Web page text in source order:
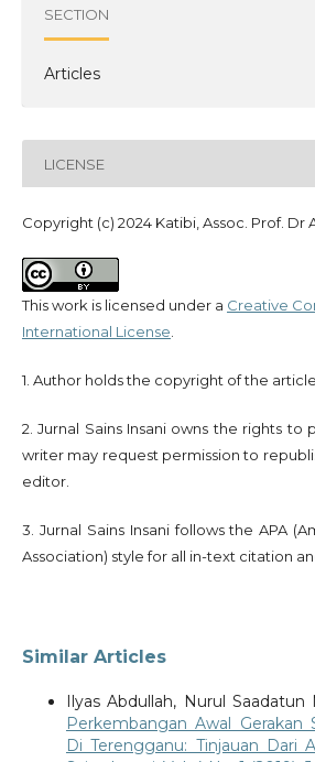
SECTION
Articles
LICENSE
Copyright (c) 2024 Katibi, Assoc. Prof. Dr
This work is licensed under a Creative
International License.
1. Author holds the copyright of the
2. Jurnal Sains Insani owns the rights to
writer may request permission to
editor.
3. Jurnal Sains Insani follows the APA
Association) style for all in-text citation
Similar Articles
Ilyas Abdullah, Nurul
Perkembangan Awal Gerakan
Di Terengganu: Tinjauan Dari